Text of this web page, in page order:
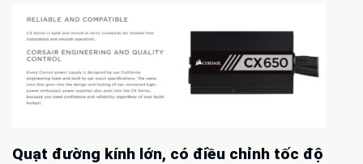
Quạt đường kính lớn, có điều chỉnh tốc độ